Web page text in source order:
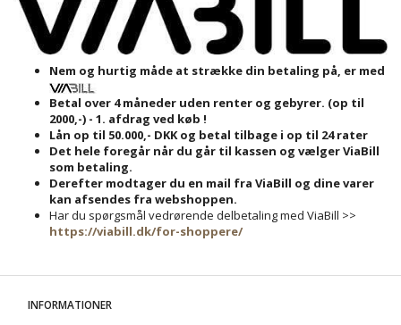
Nem og hurtig måde at strække din betaling på, er med
Betal over 4 måneder uden renter og gebyrer. (op til
2000,-) - 1. afdrag ved køb !
Lån op til 50.000,- DKK og betal tilbage i op til 24 rater
Det hele foregår når du går til kassen og vælger ViaBill
som betaling.
Derefter modtager du en mail fra ViaBill og dine varer
kan afsendes fra webshoppen.
Har du spørgsmål vedrørende delbetaling med ViaBill >>
https://viabill.dk/for-shoppere/
INFORMATIONER